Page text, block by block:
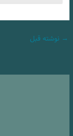
→ نوشته قبل